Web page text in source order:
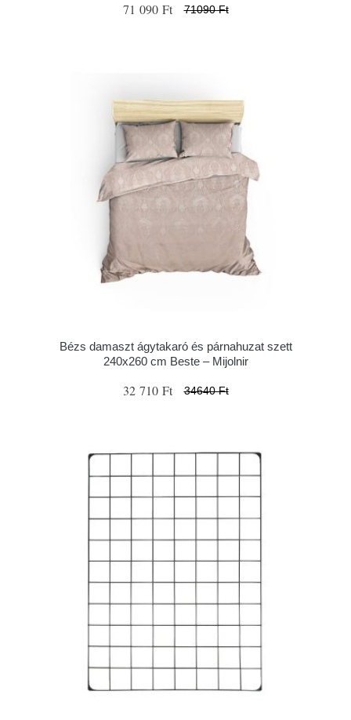
71 090 Ft 71090 Ft
Bézs damaszt ágytakaró és párnahuzat szett
240x260 cm Beste – Mijolnir
32 710 Ft 34640 Ft